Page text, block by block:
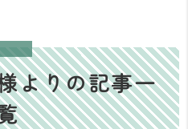
よりの記事一